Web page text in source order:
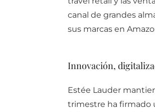
canal de grandes
sus marcas en
Innovación,
Estée Lauder
trimestre ha firmado